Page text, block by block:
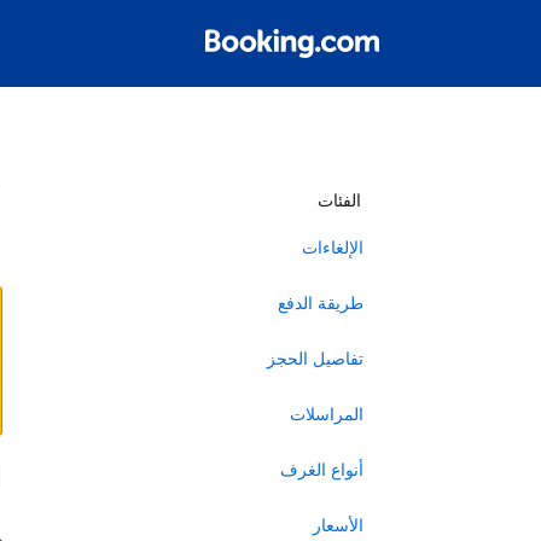
الفئات
الإلغاءات
طريقة الدفع
تفاصيل الحجز
المراسلات
أنواع الغرف
الأسعار